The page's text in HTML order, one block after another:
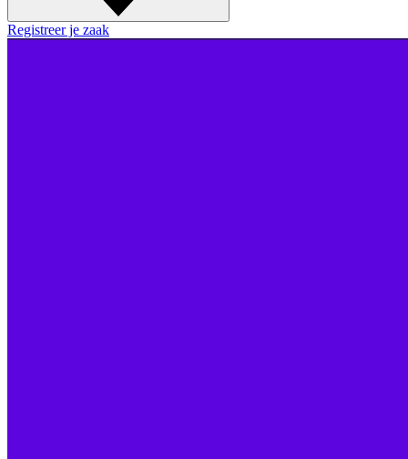
Registreer je zaak